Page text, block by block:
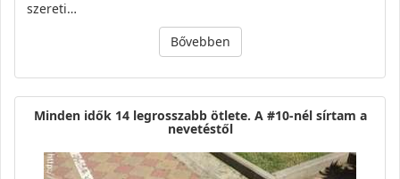
szereti…
Bővebben
Minden idők 14 legrosszabb ötlete. A #10-nél sírtam a
nevetéstől